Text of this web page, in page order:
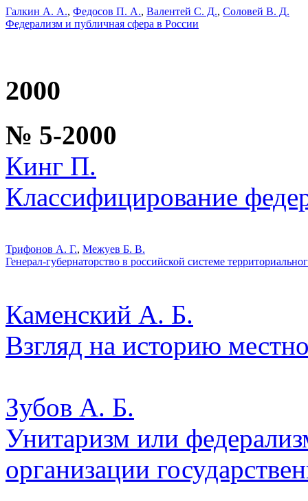
Галкин А. А., Федосов П. А., Валентей С. Д., Соловей В. Д.
Федерализм и публичная сфера в России
2000
№ 5-2000
Кинг П.
Классифицирование
Трифонов А. Г., Межуев Б. В.
Генерал-губернаторство в российской системе
Каменский А. Б.
Взгляд на историю
Зубов А. Б.
Унитаризм или
организации